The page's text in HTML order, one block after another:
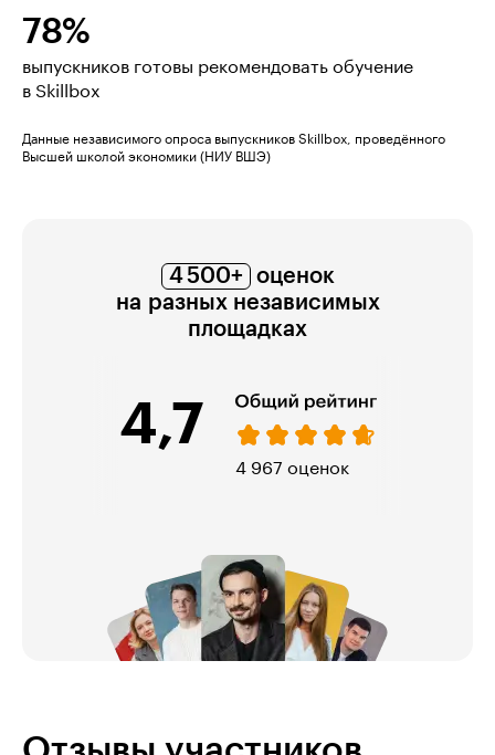
78%
выпускников готовы рекомендовать обучение
в Skillbox
Данные независимого опроса выпускников Skillbox, проведённого
Высшей школой экономики (НИУ ВШЭ)
4 500+
оценок
на разных независимых
площадках
4,7
974 оценки